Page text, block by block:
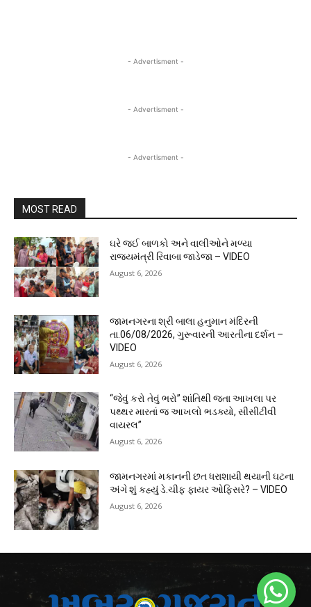
- Advertisment -
- Advertisment -
- Advertisment -
MOST READ
ઘરે જઈ બાળકો અને વાલીઓને મળ્યા
રાજ્યમંત્રી રિવાબા જાડેજા – VIDEO
August 6, 2026
જામનગરના શ્રી બાલા હનુમાન મંદિરની
તા.06/08/2026, ગુરૂવારની આરતીના દર્શન –
VIDEO
August 6, 2026
“જેવું કરો તેવું ભરો” શાંતિથી જતા આખલા પર
પથ્થર મારતાં જ આખલો ભડક્યો, સીસીટીવી
વાયરલ”
August 6, 2026
જામનગરમાં મકાનની છત ધરાશાયી થયાની ઘટના
અંગે શું કહ્યું ડે.ચીફ ફાયર ઓફિસરે? – VIDEO
August 6, 2026